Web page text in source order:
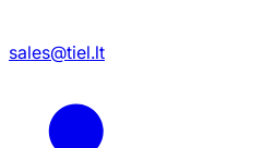
sales@tiel.lt